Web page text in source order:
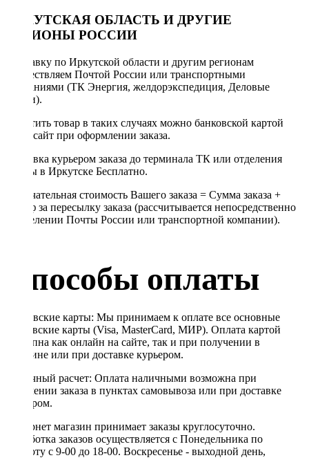
ИРКУТСКАЯ ОБЛАСТЬ И ДРУГИЕ
РЕГИОНЫ РОССИИ
Отправку по Иркутской области и другим регионам
осуществляем Почтой России или транспортными
компаниями (ТК Энергия, желдорэкспедиция, Деловые
линии).
Оплатить товар в таких случаях можно банковской картой
через сайт при оформлении заказа.
Доставка курьером заказа до терминала ТК или отделения
Почты в Иркутске Бесплатно.
Окончательная стоимость Вашего заказа = Сумма заказа +
Тариф за пересылку заказа (рассчитывается непосредственно
в отделении Почты России или транспортной компании).
Способы оплаты
Банковские карты: Мы принимаем к оплате все основные
банковские карты (Visa, MasterCard, МИР). Оплата картой
доступна как онлайн на сайте, так и при получении в
магазине или при доставке курьером.
Наличный расчет: Оплата наличными возможна при
получении заказа в пунктах самовывоза или при доставке
курьером.
Интернет магазин принимает заказы круглосуточно.
Обработка заказов осуществляется с Понедельника по
Субботу с 9-00 до 18-00. Воскресенье - выходной день,